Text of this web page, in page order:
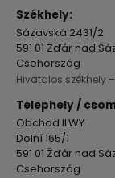
Székhely:
Sázavská 2431/2
591 01 Žďár nad
Csehország
Hivatalos székhely
Telephely /
Obchod ILWY
Dolní 165/1
591 01 Žďár nad
Csehország